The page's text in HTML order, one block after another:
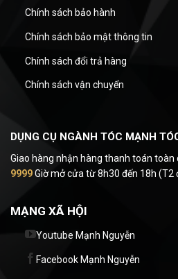
Chính sách bảo hành
Chính sách bảo mật thông tin
Chính sách đổi trả hàng
Chính sách vận chuyển
DỤNG CỤ NGÀNH TÓC MẠNH
Giao hàng nhận hàng thanh toán toàn
9999Giờ mở cửa từ 8h30 đến 18h (T2
MẠNG XÃ HỘI
Youtube Mạnh Nguyễn
Facebook Mạnh Nguyễn